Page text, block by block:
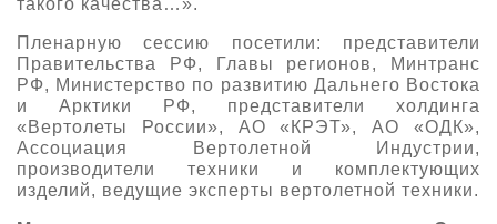
Пленарную сессию посетили: представители
Правительства РФ, Главы регионов, Минтранс
РФ, Министерство по развитию Дальнего Востока
и Арктики РФ, представители холдинга
«Вертолеты России», АО «КРЭТ», АО «ОДК»,
Ассоциация Вертолетной Индустрии,
производители техники и комплектующих
изделий, ведущие эксперты вертолетной техники.